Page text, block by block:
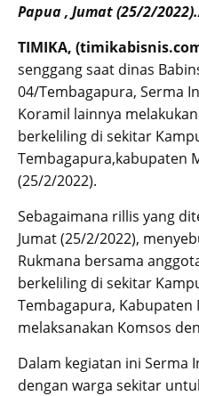
Papua , Jumat (25/2/
TIMIKA,
senggang saat dinas
04/Tembagapura, Serma
Koramil lainnya
berkeliling di sekitar
Tembagapura,kabupaten
(25/2/2022).
Sebagaimana rillis yang
Jumat (25/2/2022),
Rukmana bersama
berkeliling di sekitar
Tembagapura, Kabupaten
melaksanakan Komsos
Dalam kegiatan ini Serma
dengan warga sekitar